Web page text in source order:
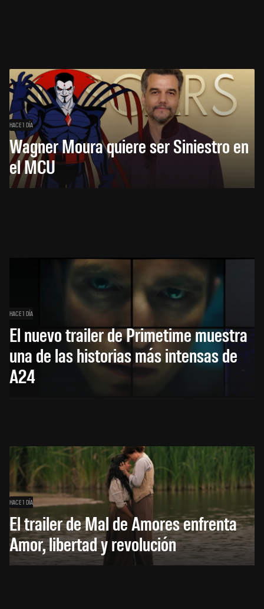
HACE 1 DÍA
Wagner Moura quiere ser Siniestro en
el MCU
HACE 1 DÍA
El nuevo trailer de Primetime muestra
una de las historias más intensas de
A24
HACE 1 DÍA
El trailer de Mal de Amores enfrenta
Amor, libertad y revolución